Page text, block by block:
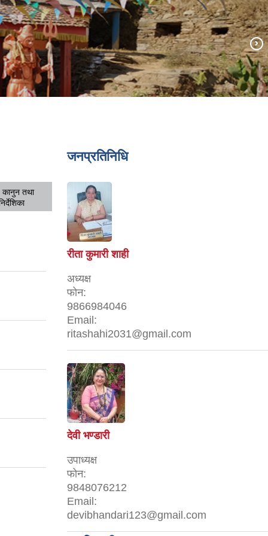
कानुन तथा
जनप्रतिनिधि
रीता कुमारी शाही
अध्यक्ष
फोन:
9866984046
Email:
ritashahi2031@gmail.com
देवी भण्डारी
उपाध्यक्ष
फोन:
9848076212
Email:
devibhandari123@gmail.com